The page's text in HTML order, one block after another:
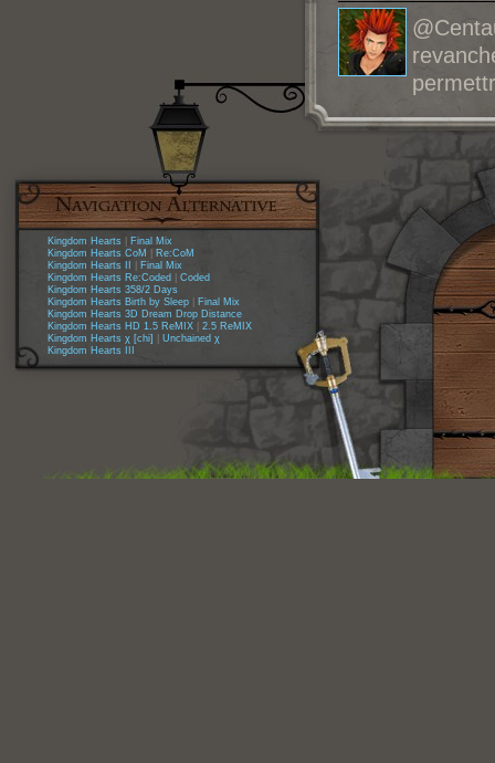
Kingdom Hearts
Final Mix
Kingdom Hearts CoM
Re:CoM
Kingdom Hearts II
Final Mix
Kingdom Hearts Re:Coded
Coded
Kingdom Hearts 358/2 Days
Kingdom Hearts Birth by Sleep
Final Mix
Kingdom Hearts 3D Dream Drop Distance
Kingdom Hearts HD 1.5 ReMIX
2.5 ReMIX
Kingdom Hearts χ [chi]
Unchained χ
Kingdom Hearts III